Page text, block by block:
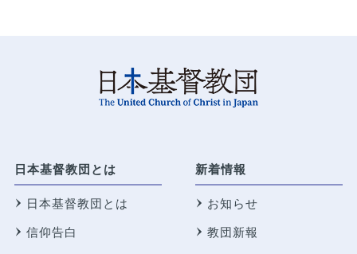
日本基督教団とは
日本基督教団とは
信仰告白
新着情報
お知らせ
教団新報